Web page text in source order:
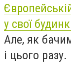
у свої
Але, як
і цього разу.